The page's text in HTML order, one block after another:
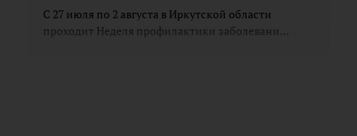
С 27 июля по 2 августа в Иркутской области
проходит Неделя профилактики заболевани...